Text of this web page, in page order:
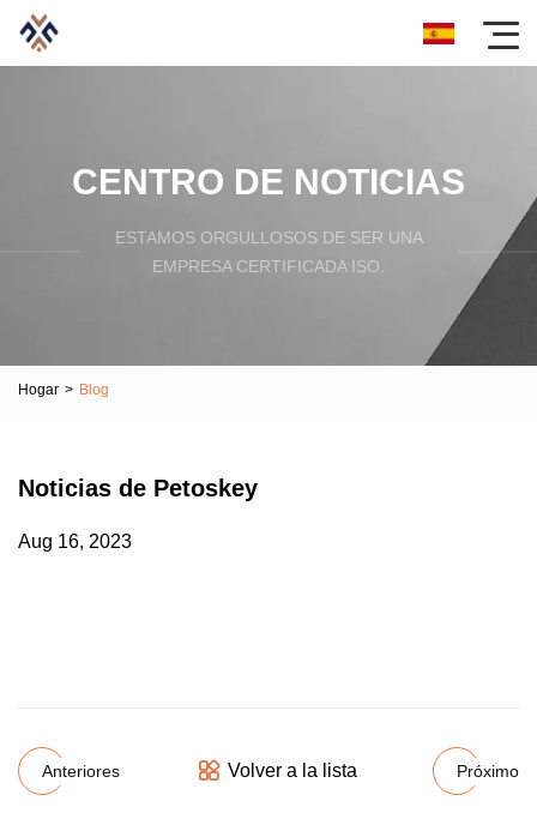
CENTRO DE NOTICIAS
ESTAMOS ORGULLOSOS DE SER UNA
EMPRESA CERTIFICADA ISO.
Hogar > Blog
Noticias de Petoskey
Aug 16, 2023
Anteriores Volver a la lista Próximo